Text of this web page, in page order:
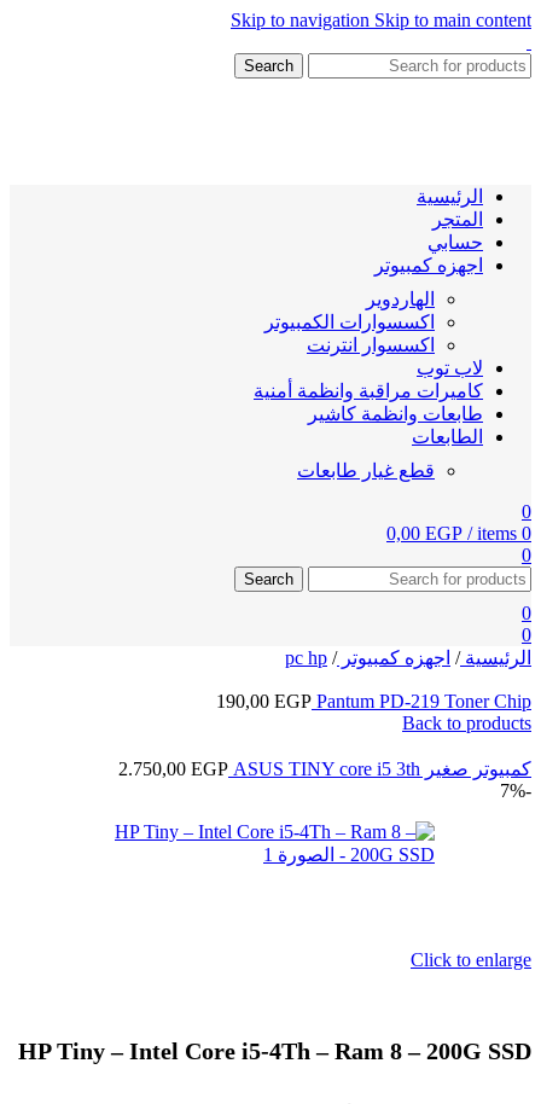
Skip to navigation Skip to main content
Search
الرئيسية
المتجر
حسابي
اجهزه كمبيوتر
الهاردوير
اكسسوارات الكمبيوتر
اكسسوار انترنت
لاب توب
كاميرات مراقبة وانظمة أمنية
طابعات وانظمة كاشير
الطابعات
قطع غيار طابعات
0
0
items
/
0,00 EGP
0
Search
0
0
الرئيسية/ اجهزه كمبيوتر/
pc hp
Pantum PD-219 Toner Chip
190,00 EGP
Back to products
كمبيوتر صغير ASUS TINY core i5 3th 2.750,00 EGP
-7%
Click to enlarge
HP Tiny – Intel Core i5-4Th – Ram 8 – 200G SSD